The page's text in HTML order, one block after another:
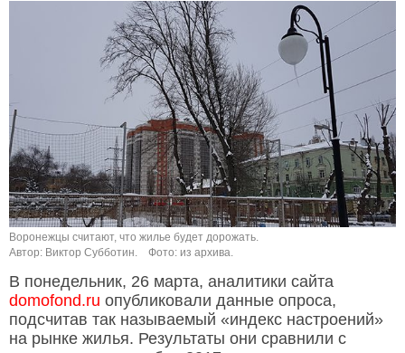
Воронежцы считают, что жилье будет дорожать.
Автор: Виктор Субботин.
Фото: из архива.
В понедельник, 26 марта, аналитики сайта
domofond.ru опубликовали данные опроса,
подсчитав так называемый «индекс настроений»
на рынке жилья. Результаты они сравнили с